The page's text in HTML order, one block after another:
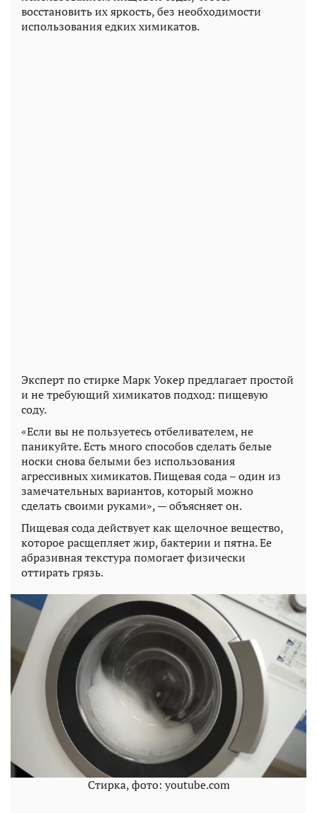
восстановить их яркость, без необходимости
использования едких химикатов.
Эксперт по стирке Марк Уокер предлагает простой
и не требующий химикатов подход: пищевую
соду.
«Если вы не пользуетесь отбеливателем, не
паникуйте. Есть много способов сделать белые
носки снова белыми без использования
агрессивных химикатов. Пищевая сода – один из
замечательных вариантов, который можно
сделать своими руками», — объясняет он.
Пищевая сода действует как щелочное вещество,
которое расщепляет жир, бактерии и пятна. Ее
абразивная текстура помогает физически
оттирать грязь.
Стирка, фото: youtube.com